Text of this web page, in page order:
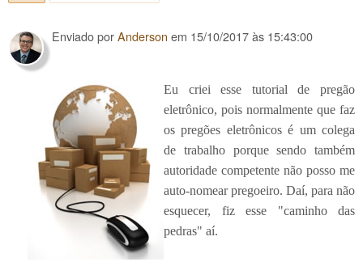
Enviado porAnderson em 15/10/2017 às 15:43:00
Eu criei esse tutorial de pregão
eletrônico, pois normalmente que faz
os pregões eletrônicos é um colega
de trabalho porque sendo também
autoridade competente não posso me
auto-nomear pregoeiro. Daí, para não
esquecer, fiz esse "caminho das
pedras" aí.